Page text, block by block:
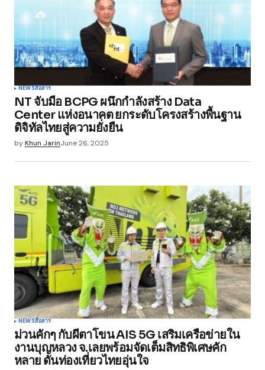
NEWSสื่อสาร
NT จับมือ BCPG ผนึกกำลังสร้าง Data
Center แห่งอนาคต ยกระดับโครงสร้างพื้นฐาน
ดิจิทัลไทยสู่ความยั่งยืน
byKhun JarinJune 26, 2025
NEWSสื่อสาร
ม่วนคักๆ กับผีตาโขน AIS 5G เสริมเครือข่ายใน
งานบุญหลวง จ.เลยพร้อมจัดเต็มสิทธิพิเศษคัก
หลาย ดันท่องเที่ยวไทยอุ่นใจ